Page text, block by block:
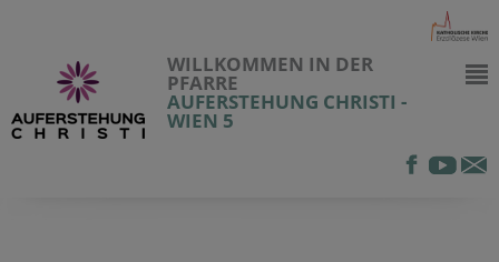
WILLKOMMEN IN DER
PFARRE
AUFERSTEHUNG CHRISTI -
WIEN 5